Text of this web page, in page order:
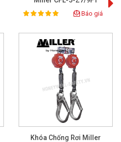
Rating:
100% Báo giá
Khóa Chống Rơi Miller